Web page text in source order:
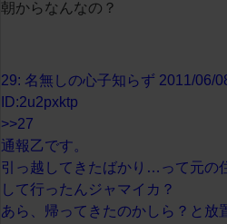
朝からなんなの？
29: 名無しの心子知らず 2011/06/
ID:2u2pxktp
>>27
通報乙です。
引っ越してきたばかり…って元の
して行ったんジャマイカ？
あら、帰ってきたのかしら？と放